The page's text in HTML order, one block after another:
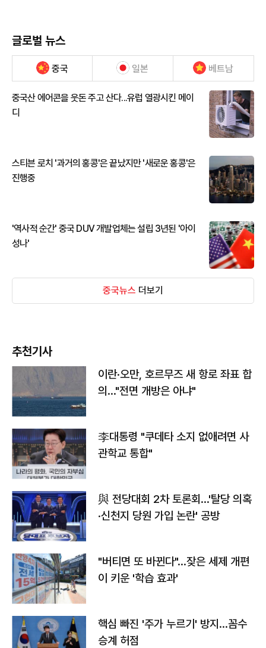
글로벌 뉴스
중국 일본 베트남
중국산 에어콘을 웃돈 주고 산다...유럽 열광시킨 메이
디
스티븐 로치 '과거의 홍콩'은 끝났지만 '새로운 홍콩'은
진행중
'역사적 순간' 중국 DUV 개발업체는 설립 3년된 '아이
성나'
중국뉴스 더보기
추천기사
이란·오만, 호르무즈 새 항로 좌표 합
의…"전면 개방은 아냐"
李대통령 "쿠데타 소지 없애려면 사
관학교 통합"
與 전당대회 2차 토론회…'탈당 의혹
·신천지 당원 가입 논란' 공방
"버티면 또 바뀐다"…잦은 세제 개편
이 키운 '학습 효과'
핵심 빠진 '주가 누르기' 방지…꼼수
승계 허점